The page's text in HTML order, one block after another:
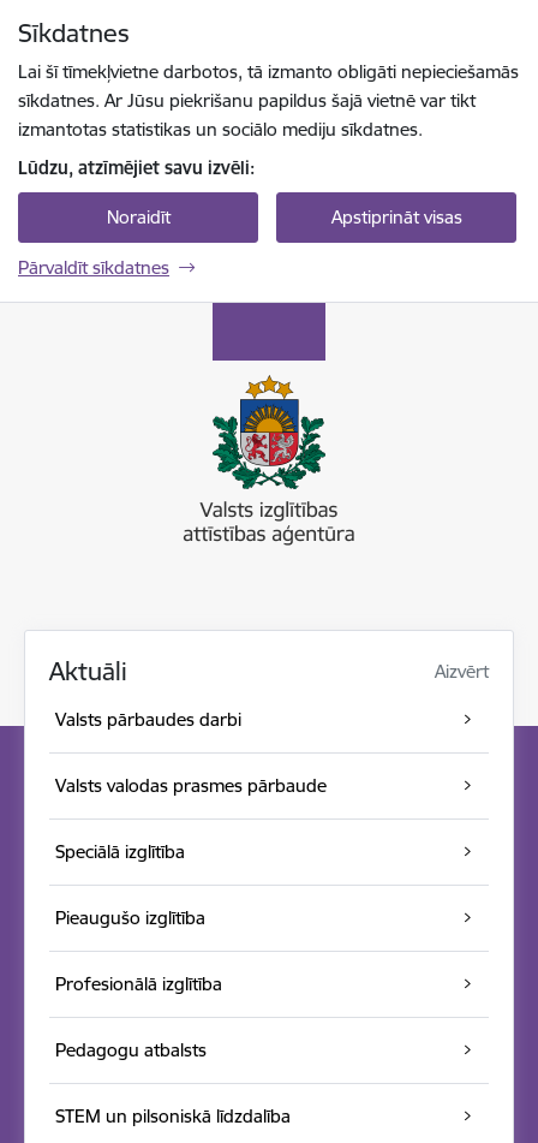
Sīkdatnes
Lai šī tīmekļvietne darbotos, tā izmanto obligāti nepieciešamās
sīkdatnes. Ar Jūsu piekrišanu papildus šajā vietnē var tikt
izmantotas statistikas un sociālo mediju sīkdatnes.
Lūdzu, atzīmējiet savu izvēli:
Noraidīt Apstiprināt visas
Pārvaldīt sīkdatnes
Aktuāli Aizvērt
Valsts pārbaudes darbi
Valsts valodas prasmes pārbaude
Speciālā izglītība
Pieaugušo izglītība
Profesionālā izglītība
Pedagogu atbalsts
STEM un pilsoniskā līdzdalība